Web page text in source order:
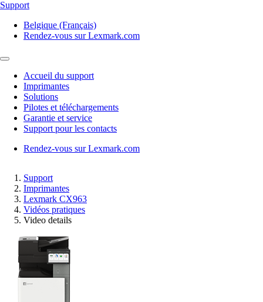
Support
Belgique (Français)
Rendez-vous sur Lexmark.com
Accueil du support
Imprimantes
Solutions
Pilotes et téléchargements
Garantie et service
Support pour les contacts
Rendez-vous sur Lexmark.com
Support
Imprimantes
Lexmark CX963
Vidéos pratiques
Video details